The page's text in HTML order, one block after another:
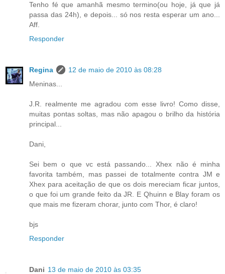
Tenho fé que amanhã mesmo termino(ou hoje, já que já
passa das 24h), e depois... só nos resta esperar um ano...
Aff.
Responder
Regina
12 de maio de 2010 às 08:28
Meninas...
J.R. realmente me agradou com esse livro! Como disse,
muitas pontas soltas, mas não apagou o brilho da história
principal...
Dani,
Sei bem o que vc está passando... Xhex não é minha
favorita também, mas passei de totalmente contra JM e
Xhex para aceitação de que os dois mereciam ficar juntos,
o que foi um grande feito da JR. E Qhuinn e Blay foram os
que mais me fizeram chorar, junto com Thor, é claro!
bjs
Responder
Dani 13 de maio de 2010 às 03:35